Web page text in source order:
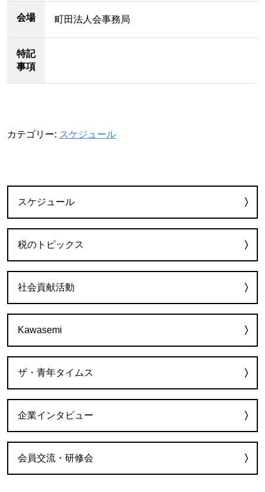
会場 町田法人会事務局
特記
事項
カテゴリー: スケジュール
スケジュール
税のトピックス
社会貢献活動
Kawasemi
ザ・青年タイムス
企業インタビュー
会員交流・研修会